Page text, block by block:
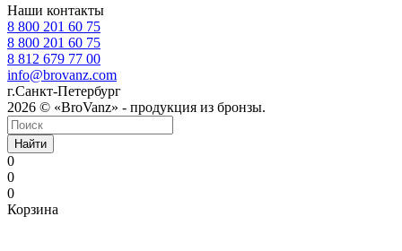
Наши контакты
8 800 201 60 75
8 800 201 60 75
8 812 679 77 00
info@brovanz.com
г.Санкт-Петербург
2026 © «BroVanz» - продукция из бронзы.
Найти
0
0
0
Корзина